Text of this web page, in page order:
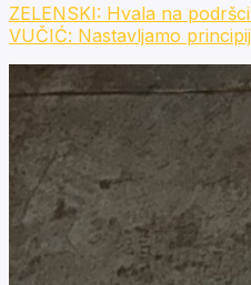
ZELENSKI: Hvala na
VUČIĆ: Nastavljamo